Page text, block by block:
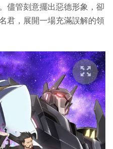
儘管刻意擺出惡德形象，卻
君，展開一場充滿誤解的領